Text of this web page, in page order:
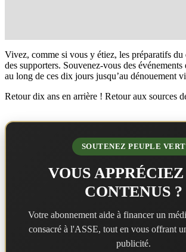
Vivez, comme si vous y étiez, les préparatifs du
des supporters. Souvenez-vous des
au long de ces dix jours jusqu’au dénouement
Retour dix ans en arrière ! Retour aux sources
SOUTENEZ PEUPLE VERT
VOUS APPRÉCIEZ
CONTENUS ?
Votre abonnement aide à financer un
consacré à l'ASSE, tout en vous offrant
publicité.